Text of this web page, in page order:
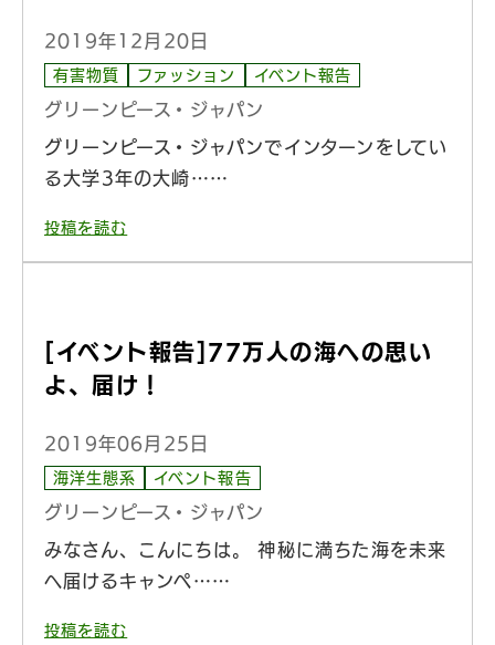
2019年12月20日
有害物質 ファッション イベント報告
グリーンピース・ジャパン
グリーンピース・ジャパンでインターンをしてい
る大学3年の大崎……
投稿を読む
[イベント報告]77万人の海への思い
よ、届け！
2019年06月25日
海洋生態系 イベント報告
グリーンピース・ジャパン
みなさん、こんにちは。 神秘に満ちた海を未来
へ届けるキャンペ……
投稿を読む